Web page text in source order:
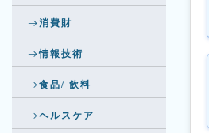
消費財
情報技術
食品/ 飲料
ヘルスケア